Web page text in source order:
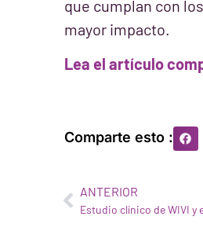
que cumplan con
mayor impacto.
Lea el artículo
Comparte esto :
ANTERIOR